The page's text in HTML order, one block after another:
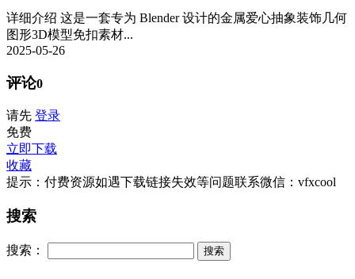
详细介绍 这是一套专为 Blender 设计的金属爱心抽象装饰几何
图形3D模型免扣素材...
2025-05-26
评论0
请先 登录
免费
立即下载
收藏
提示：付费资源如遇下载链接失效等问题联系微信：vfxcool
搜索
搜索：